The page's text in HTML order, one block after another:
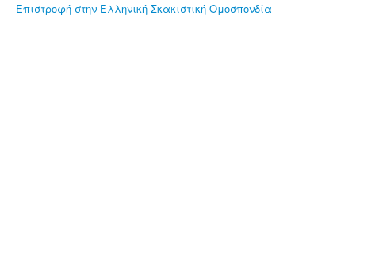
Επιστροφή στην Ελληνική Σκακιστική Ομοσπονδία